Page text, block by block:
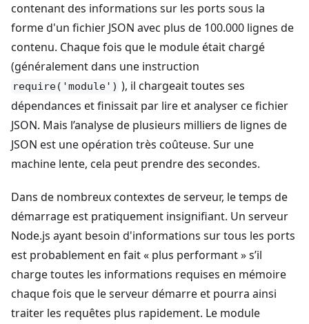
contenant des informations sur les ports sous la
forme d'un fichier JSON avec plus de 100.000 lignes de
contenu. Chaque fois que le module était chargé
(généralement dans une instruction
require('module') ), il chargeait toutes ses
dépendances et finissait par lire et analyser ce fichier
JSON. Mais l’analyse de plusieurs milliers de lignes de
JSON est une opération très coûteuse. Sur une
machine lente, cela peut prendre des secondes.
Dans de nombreux contextes de serveur, le temps de
démarrage est pratiquement insignifiant. Un serveur
Node.js ayant besoin d'informations sur tous les ports
est probablement en fait « plus performant » s’il
charge toutes les informations requises en mémoire
chaque fois que le serveur démarre et pourra ainsi
traiter les requêtes plus rapidement. Le module